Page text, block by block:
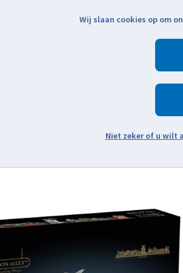
slideshow Items
Wij slaan cookies op om